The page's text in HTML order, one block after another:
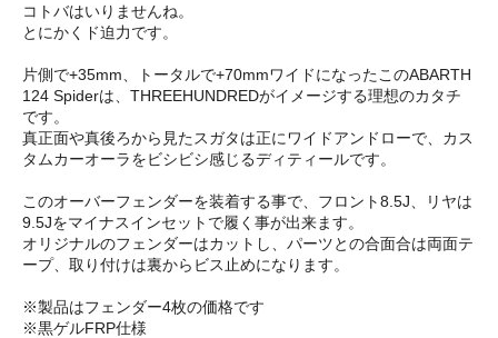
コトバはいりませんね。
とにかくド迫力です。
片側で+35mm、トータルで+70mmワイドになったこのABARTH
124 Spiderは、THREEHUNDREDがイメージする理想のカタチ
です。
真正面や真後ろから見たスガタは正にワイドアンドローで、カス
タムカーオーラをビシビシ感じるディティールです。
このオーバーフェンダーを装着する事で、フロント8.5J、リヤは
9.5Jをマイナスインセットで履く事が出来ます。
オリジナルのフェンダーはカットし、パーツとの合面合は両面テ
ープ、取り付けは裏からビス止めになります。
※製品はフェンダー4枚の価格です
※黒ゲルFRP仕様